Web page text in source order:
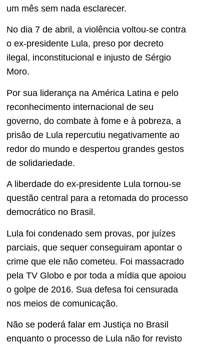
um mês sem nada esclarecer.
No dia 7 de abril, a violência voltou-se contra
o ex-presidente Lula, preso por decreto
ilegal, inconstitucional e injusto de Sérgio
Moro.
Por sua liderança na América Latina e pelo
reconhecimento internacional de seu
governo, do combate à fome e à pobreza, a
prisão de Lula repercutiu negativamente ao
redor do mundo e despertou grandes gestos
de solidariedade.
A liberdade do ex-presidente Lula tornou-se
questão central para a retomada do processo
democrático no Brasil.
Lula foi condenado sem provas, por juízes
parciais, que sequer conseguiram apontar o
crime que ele não cometeu. Foi massacrado
pela TV Globo e por toda a mídia que apoiou
o golpe de 2016. Sua defesa foi censurada
nos meios de comunicação.
Não se poderá falar em Justiça no Brasil
enquanto o processo de Lula não for revisto